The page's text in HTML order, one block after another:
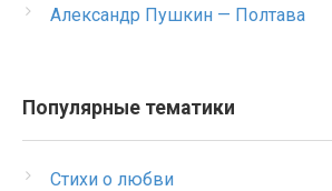
Александр Пушкин — Полтава
Популярные тематики
Стихи о любви